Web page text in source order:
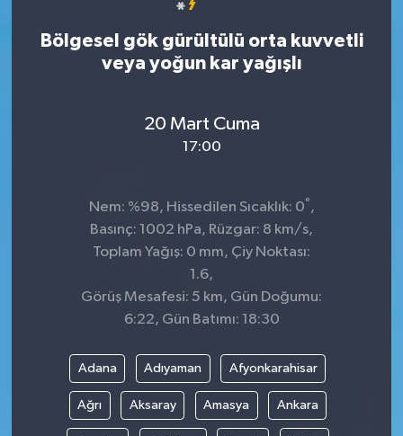
Bölgesel gök gürültülü orta kuvvetli
veya yoğun kar yağışlı
20 Mart Cuma
17:00
Nem: %98, Hissedilen Sıcaklık: 0° ,
Basınç: 1002 hPa, Rüzgar: 8 km/s,
Toplam Yağış: 0 mm, Çiy Noktası:
1.6,
Görüş Mesafesi: 5 km, Gün Doğumu:
6:22, Gün Batımı: 18:30
Adana Adıyaman Afyonkarahisar
Ağrı Aksaray Amasya Ankara